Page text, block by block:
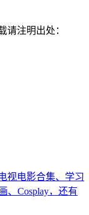
请注明出处：
视电影合集、学习
、Cosplay，还有